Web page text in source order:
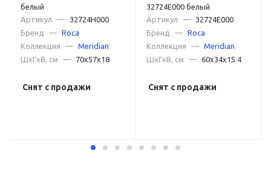
белый
Артикул
—
32724H000
Бренд
— Roca
Коллекция
— Meridian
ШxГxВ, см
— 70x57x18
Снят с продажи
32724E000 белый
Артикул
—
32724E000
Бренд
— Roca
Коллекция
— Meridian
ШxГxВ, см
— 60x34x15.4
Снят с продажи